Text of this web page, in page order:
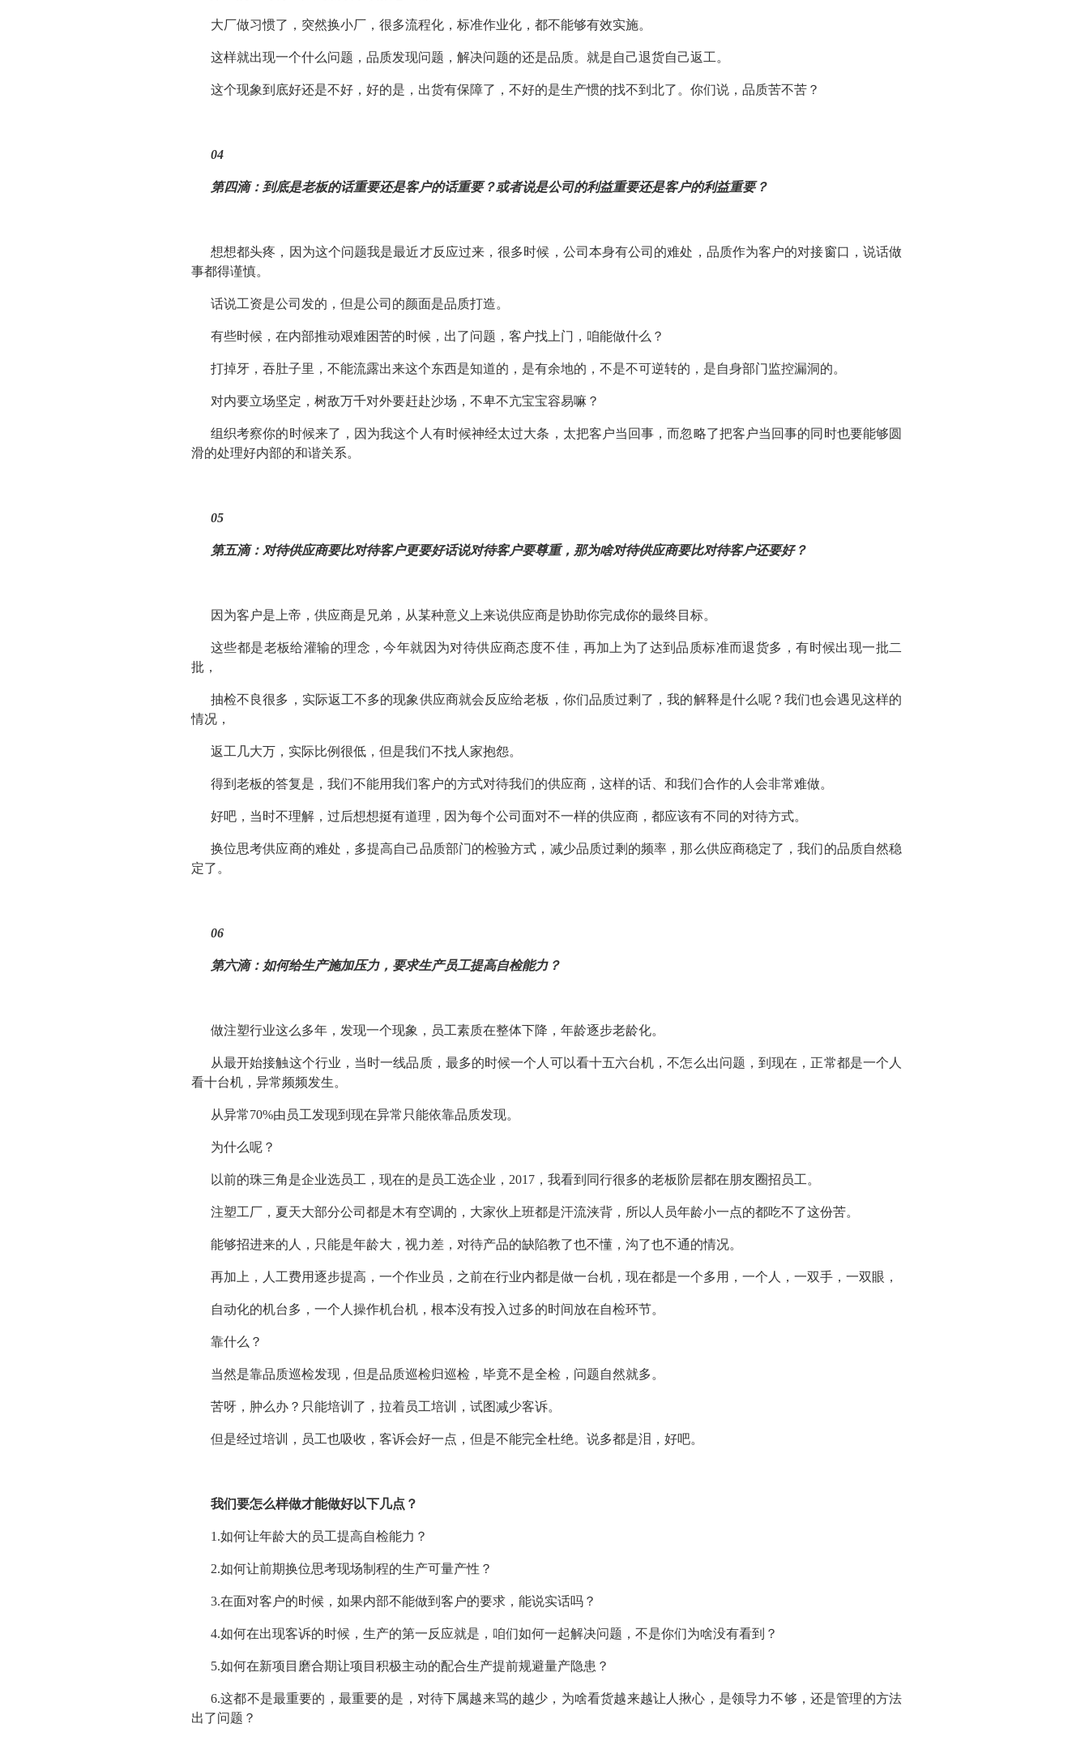
大厂做习惯了，突然换小厂，很多流程化，标准作业化，都不能够有效实施。
这样就出现一个什么问题，品质发现问题，解决问题的还是品质。就是自己退货自己返工。
这个现象到底好还是不好，好的是，出货有保障了，不好的是生产惯的找不到北了。你们说，品质苦不苦？
04
第四滴： 到底是老板的话重要还是客户的话重要？或者说是公司的利益重要还是客户的利益重要？
想想都头疼，因为这个问题我是最近才反应过来，很多时候，公司本身有公司的难处，品质作为客户的对接窗口，说话做
事都得谨慎。
话说工资是公司发的，但是公司的颜面是品质打造。
有些时候，在内部推动艰难困苦的时候，出了问题，客户找上门，咱能做什么？
打掉牙，吞肚子里，不能流露出来这个东西是知道的，是有余地的，不是不可逆转的，是自身部门监控漏洞的。
对内要立场坚定，树敌万千对外要赶赴沙场，不卑不亢宝宝容易嘛？
组织考察你的时候来了，因为我这个人有时候神经太过大条，太把客户当回事，而忽略了把客户当回事的同时也要能够圆
滑的处理好内部的和谐关系。
05
第五滴： 对待供应商要比对待客户更要好话说对待客户要尊重，那为啥对待供应商要比对待客户还要好？
因为客户是上帝，供应商是兄弟，从某种意义上来说供应商是协助你完成你的最终目标。
这些都是老板给灌输的理念，今年就因为对待供应商态度不佳，再加上为了达到品质标准而退货多，有时候出现一批二
批，
抽检不良很多，实际返工不多的现象供应商就会反应给老板，你们品质过剩了，我的解释是什么呢？我们也会遇见这样的
情况，
返工几大万，实际比例很低，但是我们不找人家抱怨。
得到老板的答复是，我们不能用我们客户的方式对待我们的供应商，这样的话、和我们合作的人会非常难做。
好吧，当时不理解，过后想想挺有道理，因为每个公司面对不一样的供应商，都应该有不同的对待方式。
换位思考供应商的难处，多提高自己品质部门的检验方式，减少品质过剩的频率，那么供应商稳定了，我们的品质自然稳
定了。
06
第六滴： 如何给生产施加压力，要求生产员工提高自检能力？
做注塑行业这么多年，发现一个现象，员工素质在整体下降，年龄逐步老龄化。
从最开始接触这个行业，当时一线品质，最多的时候一个人可以看十五六台机，不怎么出问题，到现在，正常都是一个人
看十台机，异常频频发生。
从异常70%由员工发现到现在异常只能依靠品质发现。
为什么呢？
以前的珠三角是企业选员工，现在的是员工选企业，2017，我看到同行很多的老板阶层都在朋友圈招员工。
注塑工厂，夏天大部分公司都是木有空调的，大家伙上班都是汗流浃背，所以人员年龄小一点的都吃不了这份苦。
能够招进来的人，只能是年龄大，视力差，对待产品的缺陷教了也不懂，沟了也不通的情况。
再加上，人工费用逐步提高，一个作业员，之前在行业内都是做一台机，现在都是一个多用，一个人，一双手，一双眼，
自动化的机台多，一个人操作机台机，根本没有投入过多的时间放在自检环节。
靠什么？
当然是靠品质巡检发现，但是品质巡检归巡检，毕竟不是全检，问题自然就多。
苦呀，肿么办？只能培训了，拉着员工培训，试图减少客诉。
但是经过培训，员工也吸收，客诉会好一点，但是不能完全杜绝。说多都是泪，好吧。
我们要怎么样做才能做好以下几点？
1.如何让年龄大的员工提高自检能力？
2.如何让前期换位思考现场制程的生产可量产性？
3.在面对客户的时候，如果内部不能做到客户的要求，能说实话吗？
4.如何在出现客诉的时候，生产的第一反应就是，咱们如何一起解决问题，不是你们为啥没有看到？
5.如何在新项目磨合期让项目积极主动的配合生产提前规避量产隐患？
6.这都不是最重要的，最重要的是，对待下属越来骂的越少，为啥看货越来越让人揪心，是领导力不够，还是管理的方法
出了问题？